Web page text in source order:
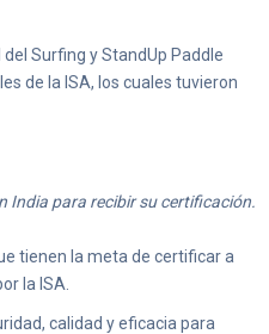
Surfing y StandUp Paddle
de la ISA, los cuales tuvieron
India para recibir su certificación.
tienen la meta de certificar a
la ISA.
calidad y eficacia para